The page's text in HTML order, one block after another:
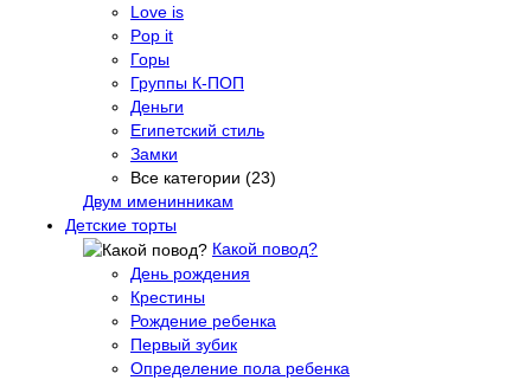
Love is
Pop it
Горы
Группы К-ПОП
Деньги
Египетский стиль
Замки
Все категории (23)
Двум именинникам
Детские торты
Какой повод?
День рождения
Крестины
Рождение ребенка
Первый зубик
Определение пола ребенка